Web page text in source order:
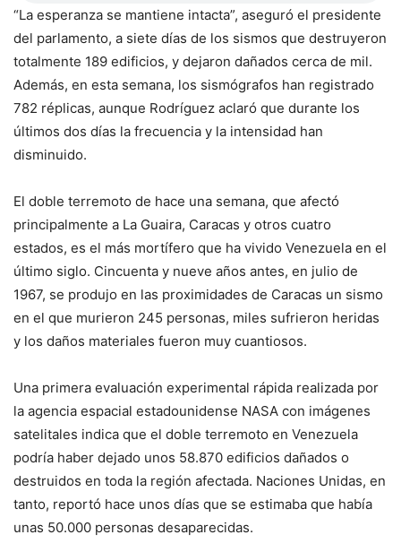
“La esperanza se mantiene intacta”, aseguró el presidente
del parlamento, a siete días de los sismos que destruyeron
totalmente 189 edificios, y dejaron dañados cerca de mil.
Además, en esta semana, los sismógrafos han registrado
782 réplicas, aunque Rodríguez aclaró que durante los
últimos dos días la frecuencia y la intensidad han
disminuido.
El doble terremoto de hace una semana, que afectó
principalmente a La Guaira, Caracas y otros cuatro
estados, es el más mortífero que ha vivido Venezuela en el
último siglo. Cincuenta y nueve años antes, en julio de
1967, se produjo en las proximidades de Caracas un sismo
en el que murieron 245 personas, miles sufrieron heridas
y los daños materiales fueron muy cuantiosos.
Una primera evaluación experimental rápida realizada por
la agencia espacial estadounidense NASA con imágenes
satelitales indica que el doble terremoto en Venezuela
podría haber dejado unos 58.870 edificios dañados o
destruidos en toda la región afectada. Naciones Unidas, en
tanto, reportó hace unos días que se estimaba que había
unas 50.000 personas desaparecidas.